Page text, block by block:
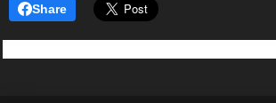
Share